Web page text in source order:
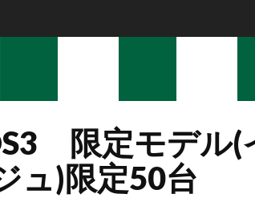
限定モデル(
)限定50台